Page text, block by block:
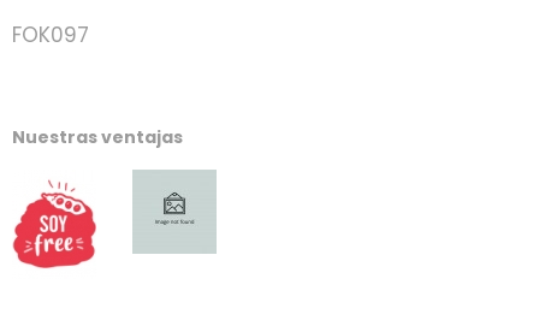
FOK097
Nuestras ventajas